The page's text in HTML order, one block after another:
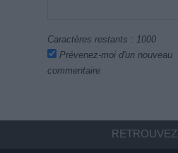
Caractères restants : 1000
Prévenez-moi d'un nouveau
commentaire